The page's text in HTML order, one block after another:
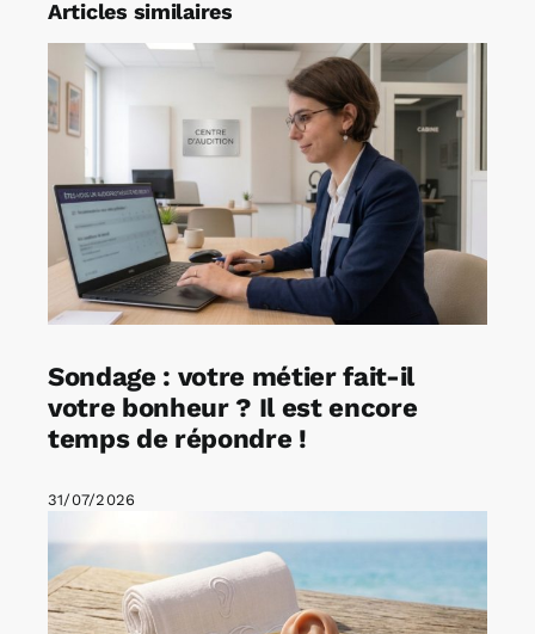
Articles similaires
Sondage : votre métier fait-il
votre bonheur ? Il est encore
temps de répondre !
31/07/2026